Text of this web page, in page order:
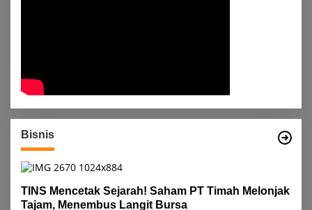
Bisnis
TINS Mencetak Sejarah! Saham PT Timah Melonjak
Tajam, Menembus Langit Bursa